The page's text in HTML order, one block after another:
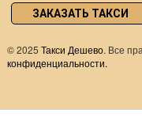
ЗАКАЗАТЬ ТАКСИ
©2025 Такси Дешево. Все
конфиденциальности.